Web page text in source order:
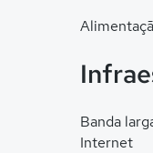
Banda
Internet